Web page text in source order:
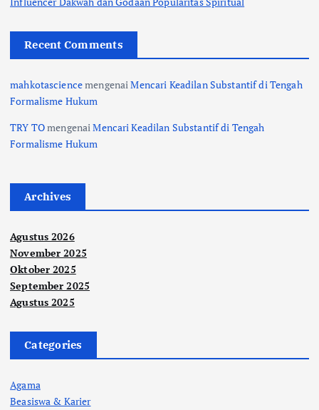
Recent Comments
mahkotasciencemengenaiMencari Keadilan Substantif di Tengah
Formalisme Hukum
TRY TOmengenaiMencari Keadilan Substantif di Tengah
Formalisme Hukum
Archives
Agustus 2026
November 2025
Oktober 2025
September 2025
Agustus 2025
Categories
Agama
Beasiswa & Karier